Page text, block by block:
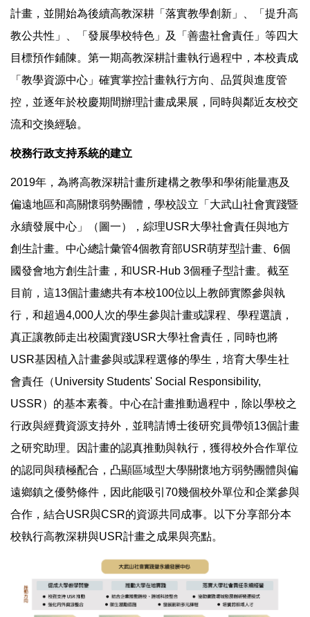
計畫，並開始為後續高教深耕「落實教學創新」、「提升高
教公共性」、「發展學校特色」及「善盡社會責任」等四大
目標預作鋪陳。第一期高教深耕計畫執行過程中，本校責成
「教學資源中心」確實掌控計畫執行方向、品質與進度管
控，並逐年於校慶期間辦理計畫成果展，同時與鄰近友校交
流和交換經驗。
校務行政支持系統的建立
2019年，為將高教深耕計畫所建構之教學和學術能量惠及
偏遠地區和高關懷弱勢團體，學校設立「大武山社會實踐暨
永續發展中心」（圖一），綜理USR大學社會責任與地方
創生計畫。中心總計彙管4個教育部USR萌芽型計畫、6個
國發會地方創生計畫，和USR-Hub 3個種子型計畫。截至
目前，這13個計畫總共有本校100位以上教師實際參與執
行，和超過4,000人次的學生參與計畫或課程、學程選讀，
真正讓教師走出校園實踐USR大學社會責任，同時也將
USR基因植入計畫參與或課程選修的學生，培育大學生社
會責任（University Students' Social Responsibility,
USSR）的基本素養。中心在計畫推動過程中，除以學校之
行政與經費資源支持外，並聘請博士後研究員帶領13個計畫
之研究助理。因計畫的認真推動與執行，獲得校外合作單位
的認同與積極配合，凸顯區域型大學關懷地方弱勢團體與偏
遠鄉鎮之優勢條件，因此能吸引70幾個校外單位和企業參與
合作，結合USR與CSR的資源共同成事。以下分享部分本
校執行高教深耕與USR計畫之成果與亮點。